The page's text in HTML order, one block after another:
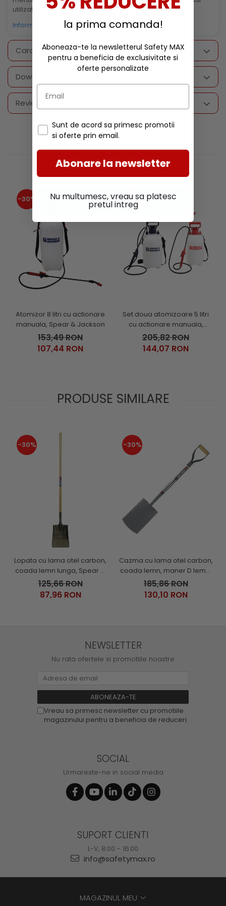
utilizatorului.
Informatii conformitate produs
Caracteristici
Download (1)
Review-uri
RECOMANDARI
-30%
Atomizor 8 litri cu actionare
manuala, Spear & Jackson
153,49 RON
107,44 RON
-30%
Set doua atomizoare 5 litri
cu actionare manuala,
Spear & Jackson
205,82 RON
144,07 RON
PRODUSE SIMILARE
-30%
Lopata cu lama otel carbon,
coada lemn lunga, Spear &
Jackson Neverbend
Professional
125,66 RON
87,96 RON
-30%
Cazma cu lama otel carbon,
coada lemn, maner D lemn,
Spear & Jackson Neverbend
Professional
185,86 RON
130,10 RON
NEWSLETTER
Nu rata ofertele si promotiile noastre
Vreau sa primesc newsletter cu promotiile
magazinului pentru a beneficia de reduceri.
SOCIAL
Urmareste-ne in social media
SUPORT CLIENTI
L-V, 8:00 - 16:00
info@safetymax.ro
MAGAZINUL MEU
la prima comanda!
Aboneaza-te la newsletterul Safety MAX
pentru a beneficia de exclusivitate si
oferte personalizate
Sunt de acord sa primesc promotii
si oferte prin email.
Abonare la newsletter
Nu multumesc, vreau sa platesc
pretul intreg